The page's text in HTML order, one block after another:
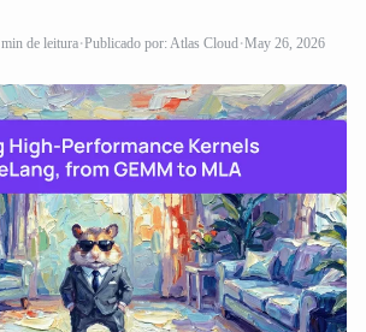
min de leitura Publicado por: Atlas Cloud May 26, 2026